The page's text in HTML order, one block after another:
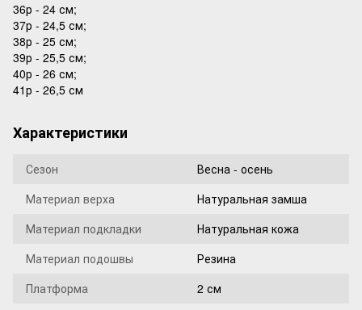
36р - 24 см;
37р - 24,5 см;
38р - 25 см;
39р - 25,5 см;
40р - 26 см;
41р - 26,5 см
Характеристики
Сезон
Весна - осень
Материал верха
Натуральная замша
Материал подкладки
Натуральная кожа
Материал подошвы
Резина
Платформа
2 см